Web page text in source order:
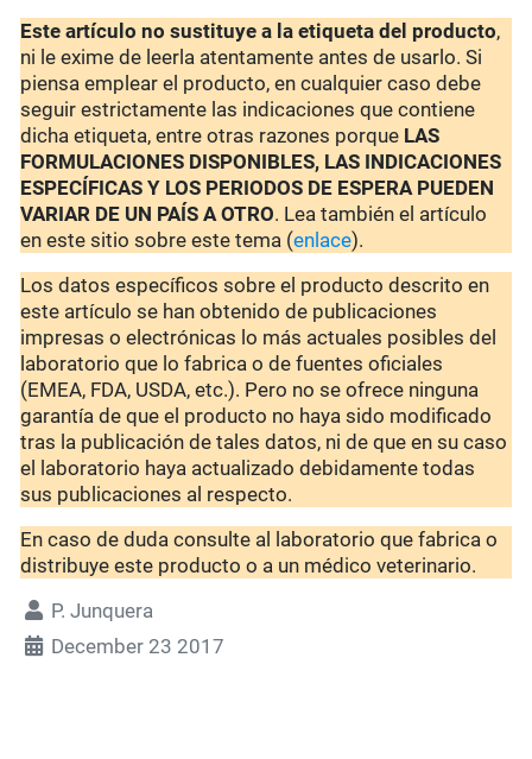
Este artículo no sustituye a la etiqueta del producto,
ni le exime de leerla atentamente antes de usarlo. Si
piensa emplear el producto, en cualquier caso debe
seguir estrictamente las indicaciones que contiene
dicha etiqueta, entre otras razones porque LAS
FORMULACIONES DISPONIBLES, LAS INDICACIONES
ESPECÍFICAS Y LOS PERIODOS DE ESPERA PUEDEN
VARIAR DE UN PAÍS A OTRO. Lea también el artículo
en este sitio sobre este tema (enlace).
Los datos específicos sobre el producto descrito en
este artículo se han obtenido de publicaciones
impresas o electrónicas lo más actuales posibles del
laboratorio que lo fabrica o de fuentes oficiales
(EMEA, FDA, USDA, etc.). Pero no se ofrece ninguna
garantía de que el producto no haya sido modificado
tras la publicación de tales datos, ni de que en su caso
el laboratorio haya actualizado debidamente todas
sus publicaciones al respecto.
En caso de duda consulte al laboratorio que fabrica o
distribuye este producto o a un médico veterinario.
P. Junquera
December 23 2017